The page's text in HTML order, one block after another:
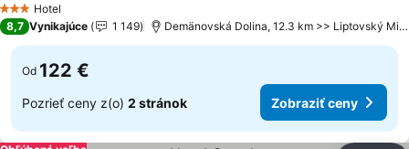
3 Počet hviezdičiek
Hotel
8,7 Vynikajúce 1 149 Demänovská Dolina, 12.3 km >> Liptovský Mikuláš
Od 122 €
Pozrieť ceny z(o) 2 stránok Zobraziť ceny